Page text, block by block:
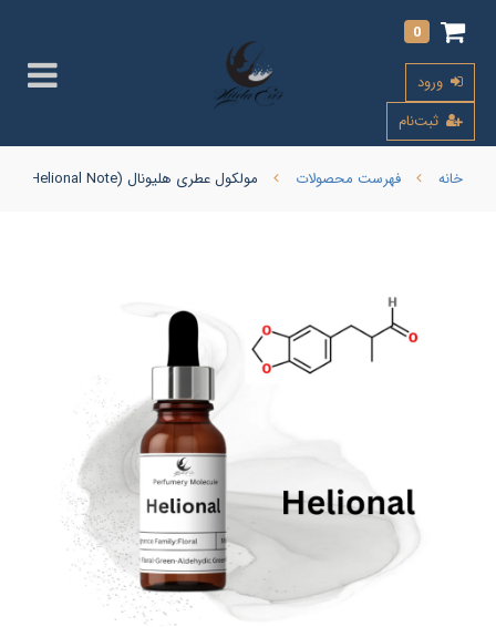
0
ورود
ثبت‌نام
خانه فهرست محصولات مولکول عطری هلیونال (Helional Note) IFF